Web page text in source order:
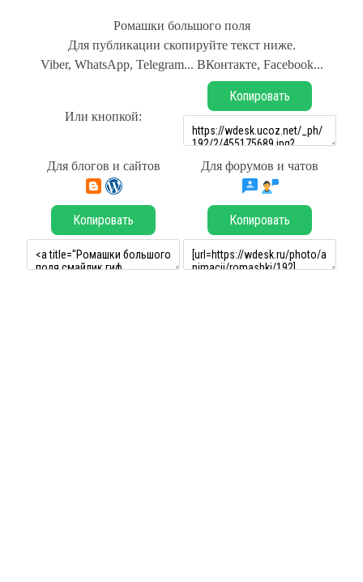
Ромашки большого поля
Для публикации скопируйте текст ниже.
Viber, WhatsApp, Telegram... ВКонтакте, Facebook...
Или кнопкой:
Копировать
Для блогов и сайтов Для форумов и чатов
Копировать Копировать